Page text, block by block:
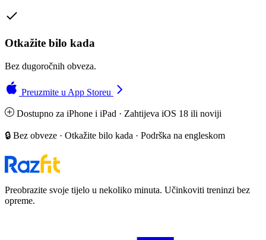
Otkažite bilo kada
Bez dugoročnih obveza.
Preuzmite u App Storeu
Dostupno za iPhone i iPad · Zahtijeva iOS 18 ili noviji
🔒 Bez obveze · Otkažite bilo kada · Podrška na engleskom
Preobrazite svoje tijelo u nekoliko minuta. Učinkoviti treninzi bez
opreme.